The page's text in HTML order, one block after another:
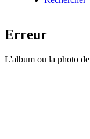
Erreur
L'album ou la photo